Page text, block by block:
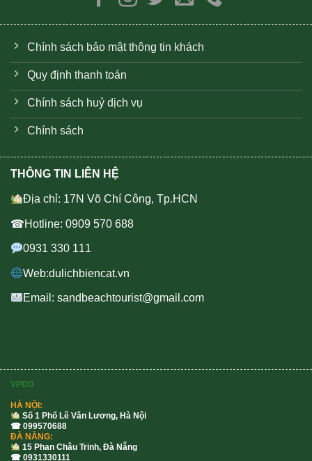
Chính sách bảo mật thông tin khách
Quy định thanh toán
Chính sách huỷ dịch vụ
Chính sách
THÔNG TIN LIÊN HỆ
Địa chỉ: 17N Võ Chí Công, Tp.HCN
☎Hotline: 0909 570 688
0931 330 111
Web:dulichbiencat.vn
Email: sandbeachtourist@gmail.com
VPĐD
HÀ NỘI:
Số 1 Phố Lê Văn Lương, Hà Nội
☎ 099570688
ĐÀ NẴNG:
15 Phan Châu Trinh, Đà Nẵng
☎ 0931330111